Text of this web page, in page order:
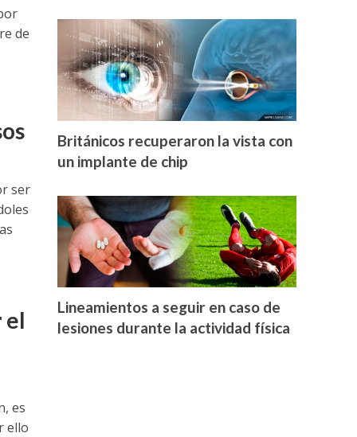
de
ser
el
es
ello
Británicos recuperaron la vista con
un implante de chip
Lineamientos a seguir en caso de
lesiones durante la actividad física